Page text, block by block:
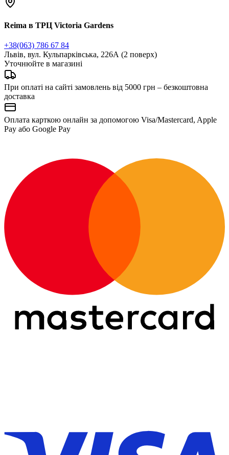
Reima в ТРЦ Victoria Gardens
+38(063) 786 67 84
Львів, вул. Кульпарківська, 226А (2 поверх)
Уточнюйте в магазині
При оплаті на сайті замовлень від 5000 грн – безкоштовна
доставка
Оплата карткою онлайн за допомогою Visa/Mastercard, Apple
Pay або Google Pay